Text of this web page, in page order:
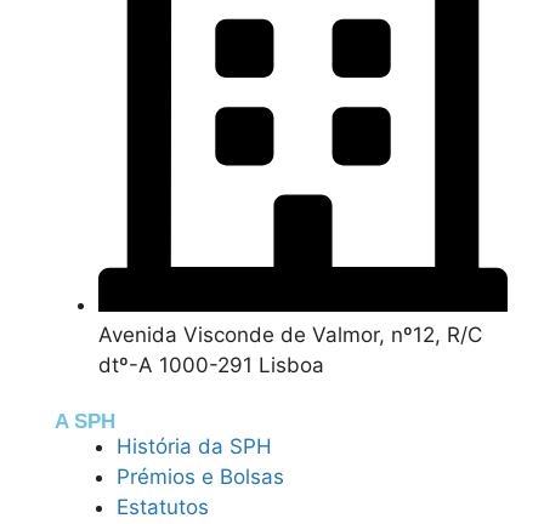
Avenida Visconde de Valmor, nº12, R/C
dtº-A 1000-291 Lisboa
A SPH
História da SPH
Prémios e Bolsas
Estatutos